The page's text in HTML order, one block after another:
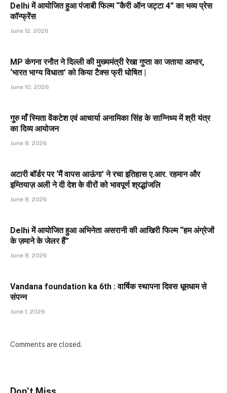
Delhi में आयोजित हुआ पंजाबी फिल्म “कैरी ऑन जट्टा 4” का भव्य प्रेस
कॉन्फ्रेंस
June 12, 2026
MP कंगना रनौत ने दिल्ली की मुख्यमंत्री रेखा गुप्ता का जताया आभार,
‘भारत भाग्य विधाता’ को किया टैक्स फ्री घोषित |
June 10, 2026
गुरु माँ स्मिता वेंकटेश एवं आचार्या अनामिका सिंह के सान्निध्य में श्री यंत्र
का दिव्य आयोजन
June 8, 2026
अटारी बॉर्डर पर ‘मैं वापस आऊंगा’ ने रचा इतिहास ए.आर. रहमान और
इम्तियाज़ अली ने दी देश के वीरों को भावपूर्ण श्रद्धांजलि
June 8, 2026
Delhi में आयोजित हुआ अभिनेता असरानी की आखिरी फिल्म “हम अंग्रेजों
के ज़माने के जेलर हैं”
June 8, 2026
Vandana foundation ka 6th : वार्षिक स्थापना दिवस धूमधाम से
संपन्न
June 1, 2026
Comments are closed.